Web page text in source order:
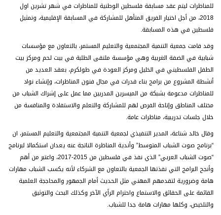
للمناظرات ليتم عقد مسابقة فلسطين الوطنية للمناظرات في شهر تشرين اول
2018، من أجل اختيار الفريق المتأهل للمشاركة في المسابقة الإقليمية، وتمثيل
فلسطين في هذه المسابقة.
وقد قامت جمعية التنمية المجتمعية والتعليم المستمر، بالتعاون مع مؤسسات
شبابية في الضفة الغربية وهي مؤسسة ملتقى الطلبة في بيت لحم ومركز بيت
الطفل الفلسطيني في الخليل ومركز العودة في طولكرم، بعقد العديد من
أنشطة المشروع من برامج بناء قدرات في مجال فنون المناظرات، وإنشاء نواد
للمناظرات مدعومة بشبكة من الميسرين المدربين مما عمل على إشراك الشباب من
مختلف المناطق وإتاحة الفرص لهم للمشاركة والتعلم والاستفادة والمنافسة من
خلال جلسات تدريبية، مناظرات عامة.
وقال خالد شناعة، المدير التنفيذي لجمعية التنمية المجتمعية والتعليم المستمر، ان
“برنامج صوت الشباب المتوسط” وأندية المناظرة الناتجة عنه يعدان استكمالا لبرنامج
“صوت الشباب العربي” الذي نفذ في فلسطين من 2015-2017، واعتبر من أهم
وأنجح البرامج التي نفذتها الجمعية بالتعاون مع الشركاء لأنه يكسب الشباب مهارات
هامة وضرورية لتقدمهم المهني مثل الحديث أمام الجمهور والمحاججة العلمية
القائمة على الحقائق والاستماع واحترام الرأي الآخر وكذلك البحث والتوثيق
والتلخيص، وكلها مهارات هامة جدا للشباب.